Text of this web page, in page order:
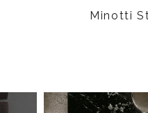
Minotti